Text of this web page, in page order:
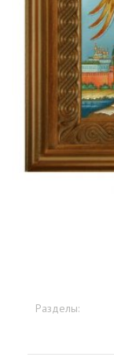
Разделы: